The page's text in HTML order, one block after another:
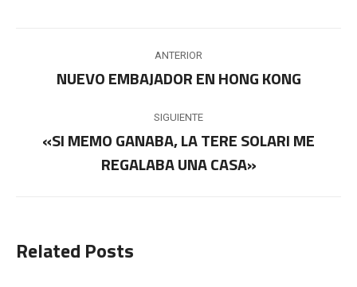
entre
publicaciones
ANTERIOR
Publicación
NUEVO EMBAJADOR EN HONG KONG
SIGUIENTE
siguiente:
«SI MEMO GANABA, LA TERE SOLARI ME
REGALABA UNA CASA»
Related Posts